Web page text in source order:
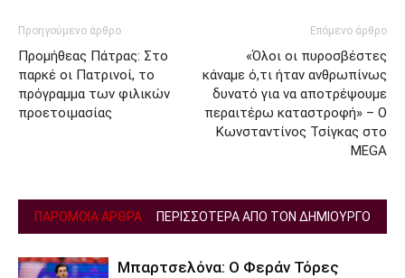
Προηγούμενο άρθρο
Προμήθεας Πάτρας: Στο
παρκέ οι Πατρινοί, το
πρόγραμμα των φιλικών
προετοιμασίας
Επόμενο άρθρο
«Όλοι οι πυροσβέστες
κάναμε ό,τι ήταν ανθρωπίνως
δυνατό για να αποτρέψουμε
περαιτέρω καταστροφή» – Ο
Κωνσταντίνος Τσίγκας στο
MEGA
ΠΑΡΟΜΟΙΑ ΑΡΘΡΑ ΠΕΡΙΣΣΟΤΕΡΑ ΑΠΟ ΤΟΝ ΔΗΜΙΟΥΡΓΟ
Μπαρτσελόνα: Ο Φεράν Τόρες